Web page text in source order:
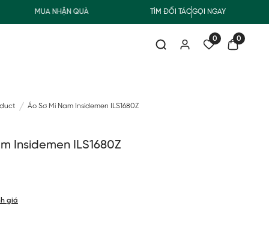
MUA NHẬN QUÀ FREESHIP GIAO THƯỜNG CHO ĐƠN HÀNG TỪ
TÌM ĐỐI TÁCGỌI NGAY
0 0
Áo Sơ Mi Nam Insidemen ILS1680Z
Insidemen ILS1680Z
giá